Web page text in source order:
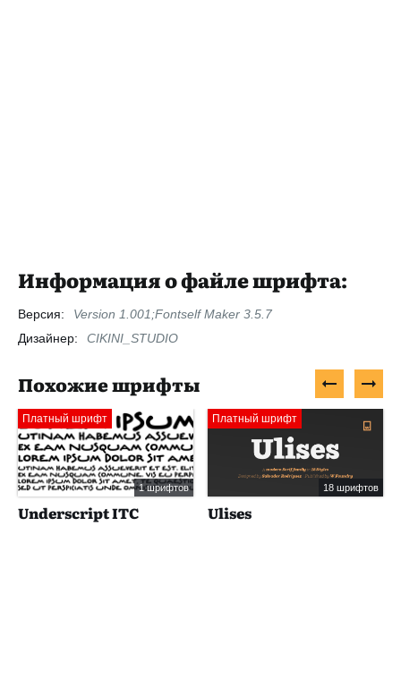
Информация о файле шрифта:
Версия:
Version 1.001;Fontself Maker 3.5.7
Дизайнер:
CIKINI_STUDIO
Похожие шрифты
Платный шрифт
1 шрифтов
Underscript ITC
Платный шрифт
18 шрифтов
Ulises